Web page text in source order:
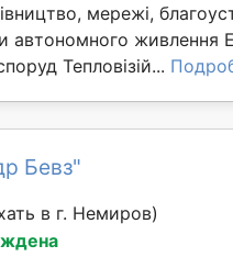
мережі,
автономного живлення
Тепловізій...
Бевз"
в г. Немиров)